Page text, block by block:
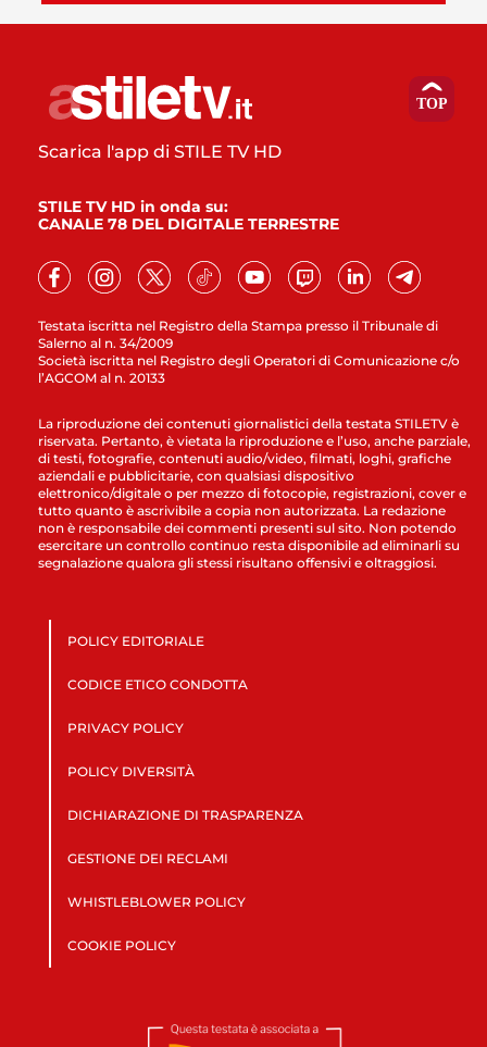
Testata iscritta nel Registro della Stampa presso il Tribunale di
Salerno al n. 34/2009
Società iscritta nel Registro degli Operatori di Comunicazione c/o
l’AGCOM al n. 20133
Scarica l'app di STILE TV HD
STILE TV HD in onda su:
CANALE 78 DEL DIGITALE TERRESTRE
La riproduzione dei contenuti giornalistici della testata STILETV è
riservata. Pertanto, è vietata la riproduzione e l’uso, anche parziale,
di testi, fotografie, contenuti audio/video, filmati, loghi, grafiche
aziendali e pubblicitarie, con qualsiasi dispositivo
elettronico/digitale o per mezzo di fotocopie, registrazioni, cover e
tutto quanto è ascrivibile a copia non autorizzata. La redazione
non è responsabile dei commenti presenti sul sito. Non potendo
esercitare un controllo continuo resta disponibile ad eliminarli su
segnalazione qualora gli stessi risultano offensivi e oltraggiosi.
POLICY EDITORIALE
CODICE ETICO CONDOTTA
PRIVACY POLICY
POLICY DIVERSITÀ
DICHIARAZIONE DI TRASPARENZA
GESTIONE DEI RECLAMI
WHISTLEBLOWER POLICY
COOKIE POLICY